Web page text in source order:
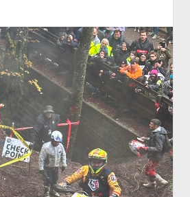
Azzurri FMI: Race
weekend del 18-19 luglio
2026